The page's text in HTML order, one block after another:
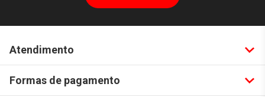
Atendimento
Formas de pagamento